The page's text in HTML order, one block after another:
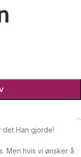
det Han gjorde!
Men hvis vi ønsker å